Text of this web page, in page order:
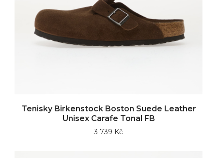
Tenisky Birkenstock Boston Suede Leather
Unisex Carafe Tonal FB
3 739 Kč